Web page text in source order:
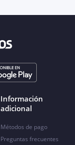
Información
adicional
Métodos de pago
Preguntas frecuentes